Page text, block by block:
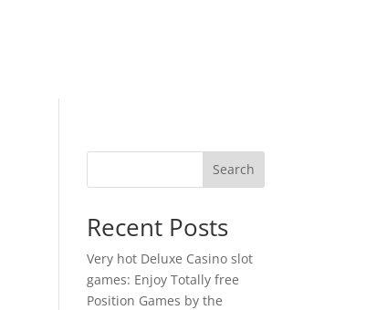
Search
Recent Posts
Very hot Deluxe Casino slot
games: Enjoy Totally free
Position Games by the